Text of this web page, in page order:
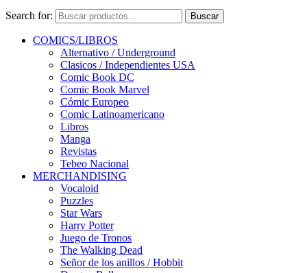
Search for: Buscar
COMICS/LIBROS
Alternativo / Underground
Clasicos / Independientes USA
Comic Book DC
Comic Book Marvel
Cómic Europeo
Comic Latinoamericano
Libros
Manga
Revistas
Tebeo Nacional
MERCHANDISING
Vocaloid
Puzzles
Star Wars
Harry Potter
Juego de Tronos
The Walking Dead
Señor de los anillos / Hobbit